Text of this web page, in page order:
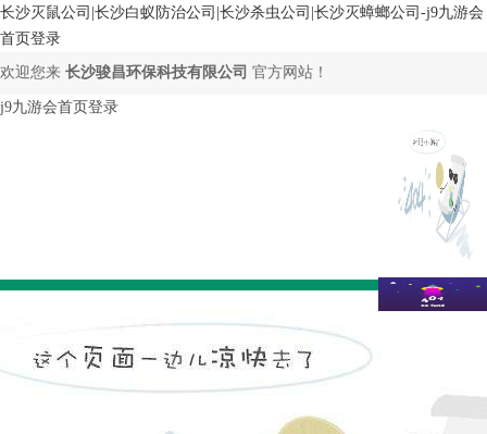
长沙灭鼠公司|长沙白蚁防治公司|长沙杀虫公司|长沙灭蟑螂公司-j9九游会
首页登录
欢迎您来 长沙骏昌环保科技有限公司 官方网站！
j9九游会首页登录